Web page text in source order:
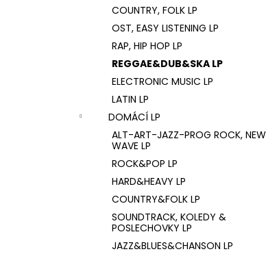
COUNTRY, FOLK LP
OST, EASY LISTENING LP
RAP, HIP HOP LP
REGGAE&DUB&SKA LP
ELECTRONIC MUSIC LP
LATIN LP
DOMÁCÍ LP
ALT-ART-JAZZ-PROG ROCK, NEW
WAVE LP
ROCK&POP LP
HARD&HEAVY LP
COUNTRY&FOLK LP
SOUNDTRACK, KOLEDY &
POSLECHOVKY LP
JAZZ&BLUES&CHANSON LP